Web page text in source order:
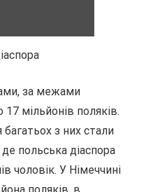
за межами
мільйонів поляків.
з них стали
польська діаспора
чоловік. У Німеччині